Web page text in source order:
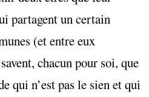
partagent un certain
(et entre eux
chacun pour soi, que
qui n’est pas le sien et qui